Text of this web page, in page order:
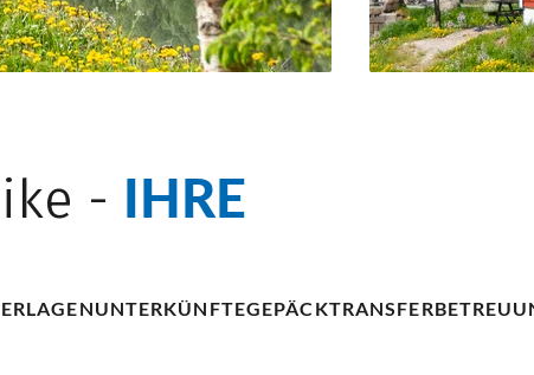
- IHRE
UNTERKÜNFTEGEPÄCKTRANSFER